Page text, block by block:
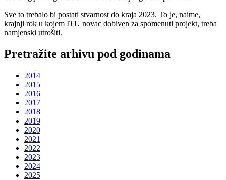
Sve to trebalo bi postati stvarnost do kraja 2023. To je, naime,
krajnji rok u kojem ITU novac dobiven za spomenuti projekt, treba
namjenski utrošiti.
Pretražite arhivu pod godinama
2014
2015
2016
2017
2018
2019
2020
2021
2022
2023
2024
2025